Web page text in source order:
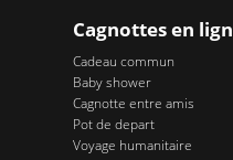
Cagnottes en
Cadeau commun
Baby shower
Cagnotte entre amis
Pot de depart
Voyage humanitaire